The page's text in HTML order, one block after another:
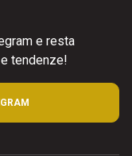
e resta
tendenze!